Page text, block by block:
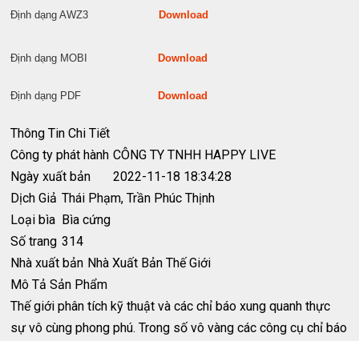
Định dạng AWZ3 Download
Định dạng MOBI Download
Định dạng PDF Download
Thông Tin Chi Tiết
Công ty phát hành CÔNG TY TNHH HAPPY LIVE
Ngày xuất bản
2022-11-18 18:34:28
Dịch Giả Thái Phạm, Trần Phúc Thịnh
Loại bìa Bìa cứng
Số trang 314
Nhà xuất bản Nhà Xuất Bản Thế Giới
Mô Tả Sản Phẩm
Thế giới phân tích kỹ thuật và các chỉ báo xung quanh thực
sự vô cùng phong phú. Trong số vô vàng các công cụ chỉ báo